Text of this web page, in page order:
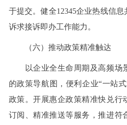
于提交。健全12345企业热线信
诉求接诉即办工作能力。
（六）推动政策精准触达
以企业全生命周期及高频场
的政策导航图，便利企业“一站
政策。开展惠企政策精准快兑行
订阅、精准推送等服务，推进符